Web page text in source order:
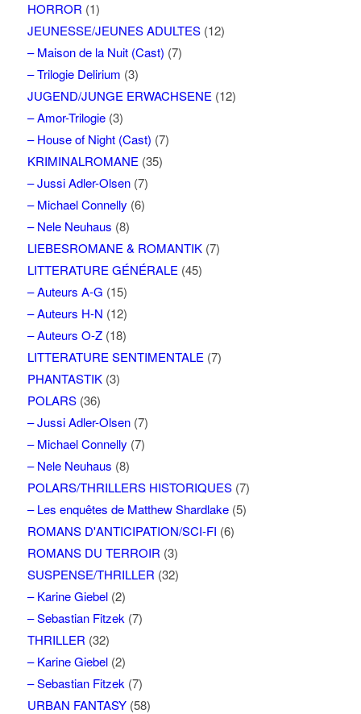
HORROR (1)
JEUNESSE/JEUNES ADULTES(12)
– Maison de la Nuit (Cast) (7)
– Trilogie Delirium (3)
JUGEND/JUNGE ERWACHSENE (12)
– Amor-Trilogie(3)
– House of Night (Cast) (7)
KRIMINALROMANE (35)
– Jussi Adler-Olsen(7)
– Michael Connelly (6)
– Nele Neuhaus (8)
LIEBESROMANE & ROMANTIK(7)
LITTERATURE GÉNÉRALE (45)
– Auteurs A-G (15)
– Auteurs H-N (12)
– Auteurs O-Z(18)
LITTERATURE SENTIMENTALE (7)
PHANTASTIK(3)
POLARS(36)
– Jussi Adler-Olsen(7)
– Michael Connelly (7)
– Nele Neuhaus (8)
POLARS/THRILLERS HISTORIQUES(7)
– Les enquêtes de Matthew Shardlake(5)
ROMANS D'ANTICIPATION/SCI-FI (6)
ROMANS DU TERROIR (3)
SUSPENSE/THRILLER (32)
– Karine Giebel(2)
– Sebastian Fitzek (7)
THRILLER (32)
– Karine Giebel(2)
– Sebastian Fitzek (7)
URBAN FANTASY(58)